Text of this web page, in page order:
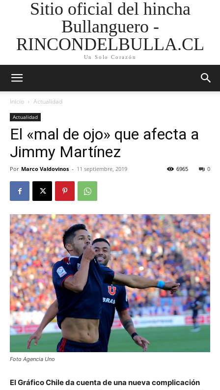
Sitio oficial del hincha
Bullanguero -
RINCONDELBULLA.CL
Un Solo Corazón
Inicio Actualidad
Actualidad
El «mal de ojo» que afecta a
Jimmy Martínez
Por Marco Valdovinos - 11 septiembre, 2019 0
6965
Foto Agencia Uno
El Gráfico Chile da cuenta de una nueva complicación